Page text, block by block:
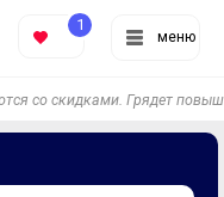
меню
1
со скидками. Грядет